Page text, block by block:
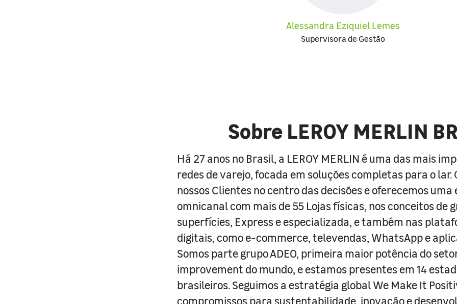
Alessandra Eziquiel Lemes
Supervisora de Gestão
Sobre LEROY MERLIN BR
Há 27 anos no Brasil, a LEROY MERLIN é uma das mais
redes de varejo, focada em soluções completas para o lar.
nossos Clientes no centro das decisões e oferecemos
omnicanal com mais de 55 Lojas físicas, nos conceitos de
superfícies, Express e especializada, e também nas
digitais, como e-commerce, televendas, WhatsApp e
Somos parte grupo ADEO, primeira maior potência do
improvement do mundo, e estamos presentes em 14
brasileiros. Seguimos a estratégia global We Make It
compromissos para sustentabilidade, inovação e